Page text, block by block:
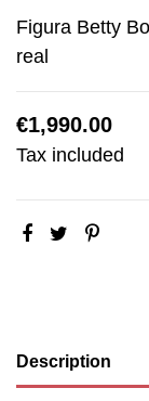
Figura Betty
real
€1,990.00
Tax included
Description